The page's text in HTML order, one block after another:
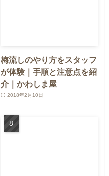
梅流しのやり方をスタッフ
が体験｜手順と注意点を紹
介｜かわしま屋
2018年2月10日